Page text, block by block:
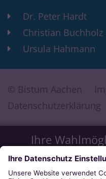
Ihre
Einstellungen
Wir möchten Ihnen ein
Dr. Peter Hardt
Christian Buchholz
Ursula Hahmann
© Bistum Aachen
Datenschutzerklärung